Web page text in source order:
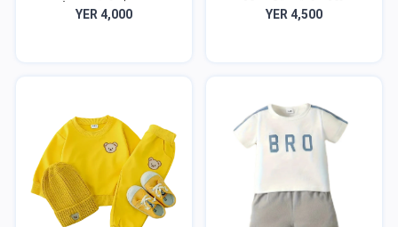
YER 4,500
YER 4,000